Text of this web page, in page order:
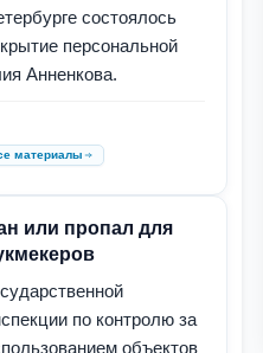
состоялось
персональной
Анненкова.
материалы
или пропал для
по контролю за
объектов